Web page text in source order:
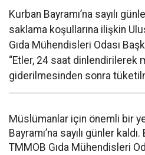
Kurban Bayramı’na sayılı
saklama koşullarına ilişkin
Gıda Mühendisleri Odası
“Etler, 24 saat dinlendirilerek
giderilmesinden sonra
Müslümanlar için önemli bir
Bayramı’na sayılı günler
TMMOB Gıda Mühendisleri